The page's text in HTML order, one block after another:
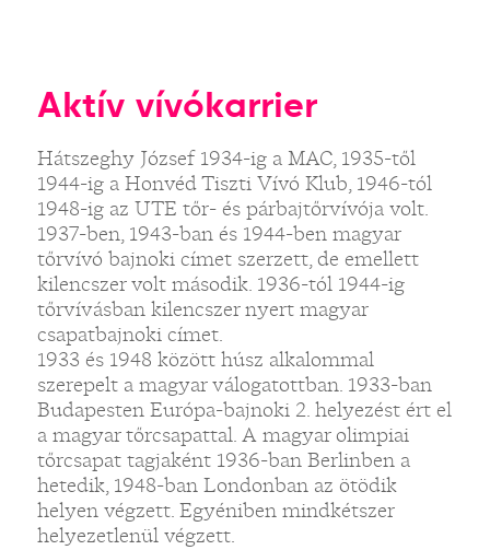
Aktív vívókarrier
Hátszeghy József 1934-ig a MAC, 1935-től
1944-ig a Honvéd Tiszti Vívó Klub, 1946-tól
1948-ig az UTE tőr- és párbajtőrvívója volt.
1937-ben, 1943-ban és 1944-ben magyar
tőrvívó bajnoki címet szerzett, de emellett
kilencszer volt második. 1936-tól 1944-ig
tőrvívásban kilencszer nyert magyar
csapatbajnoki címet.
1933 és 1948 között húsz alkalommal
szerepelt a magyar válogatottban. 1933-ban
Budapesten Európa-bajnoki 2. helyezést ért el
a magyar tőrcsapattal. A magyar olimpiai
tőrcsapat tagjaként 1936-ban Berlinben a
hetedik, 1948-ban Londonban az ötödik
helyen végzett. Egyéniben mindkétszer
helyezetlenül végzett.